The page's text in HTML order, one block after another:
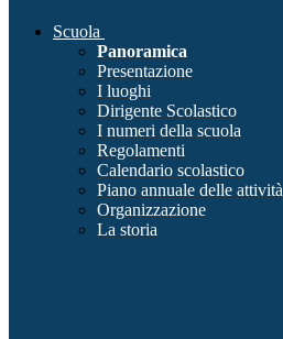
Scuola
Panoramica
Presentazione
I luoghi
Dirigente Scolastico
I numeri della scuola
Regolamenti
Calendario scolastico
Piano annuale delle attività
Organizzazione
La storia